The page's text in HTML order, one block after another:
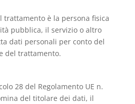
trattamento è la persona fisica
pubblica, il servizio o altro
dati personali per conto del
del trattamento.
28 del Regolamento UE n.
del titolare dei dati, il